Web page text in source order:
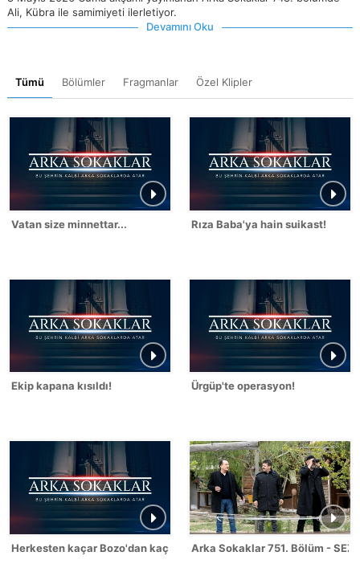
Ali, Kübra ile samimiyeti ilerletiyor.
Devamını Oku
Tümü Bölümler Fragmanlar Özel Klipler
Vatan size minnettar... Rıza Baba'ya hain suikast!
Ekip kapana kısıldı! Ürgüp'te operasyon!
Herkesten kaçar Bozo'dan kaçmaz!Arka Sokaklar 751. Bölüm -